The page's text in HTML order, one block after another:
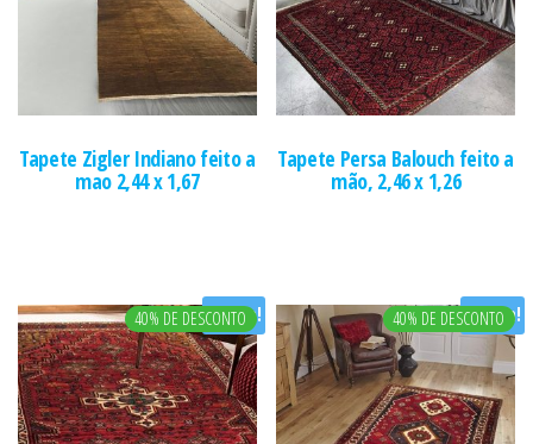
Tapete Zigler Indiano feito a
mao 2,44 x 1,67
Tapete Persa Balouch feito a
mão, 2,46 x 1,26
Oferta!
40% DE DESCONTO Oferta!
40% DE DESCONTO